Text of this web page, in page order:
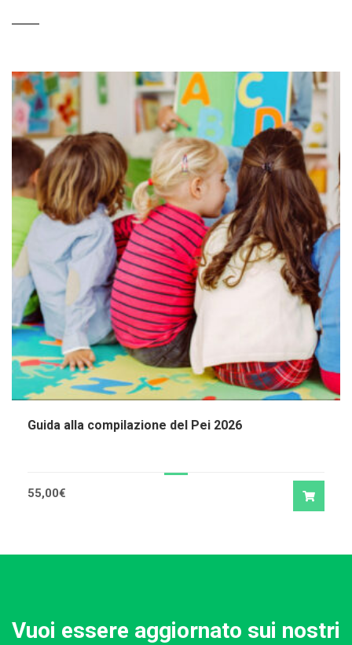
Guida alla compilazione del Pei 2026
55,00€
Vuoi essere aggiornato sui nostri